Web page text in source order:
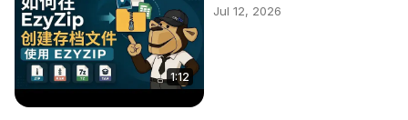
1:12
Jul 12, 2026